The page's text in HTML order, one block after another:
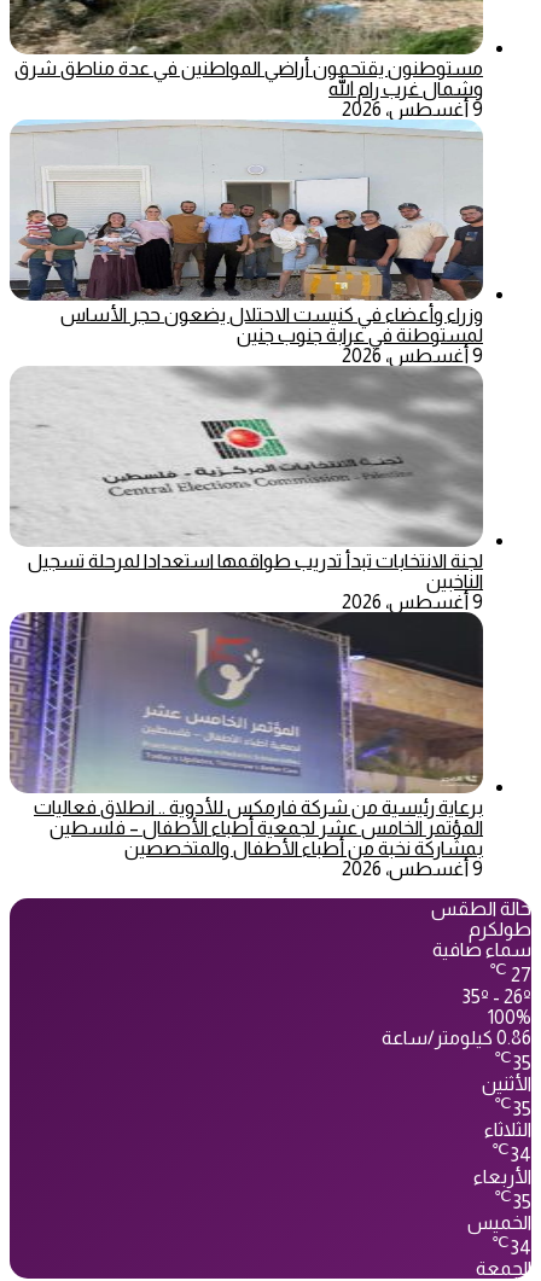
مستوطنون يقتحمون أراضي المواطنين في عدة مناطق شرق
وشمال غرب رام الله
9 أغسطس، 2026
وزراء وأعضاء في كنيست الاحتلال يضعون حجر الأساس
لمستوطنة في عرابة جنوب جنين
9 أغسطس، 2026
لجنة الانتخابات تبدأ تدريب طواقمها استعدادا لمرحلة تسجيل
الناخبين
9 أغسطس، 2026
برعاية رئيسية من شركة فارمكس للأدوية .. انطلاق فعاليات
المؤتمر الخامس عشر لجمعية أطباء الأطفال – فلسطين
بمشاركة نخبة من أطباء الأطفال والمتخصصين
9 أغسطس، 2026
حالة الطقس
طولكرم
سماء صافية
27
℃
35º - 26º
100%
0.86 كيلومتر/ساعة
35
℃
الأثنين
35
℃
الثلاثاء
34
℃
الأربعاء
35
℃
الخميس
34
℃
الجمعة